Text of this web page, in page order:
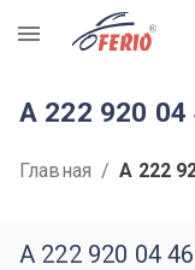
R
A 222 920
Главная / A 222
A 222 920 04 46